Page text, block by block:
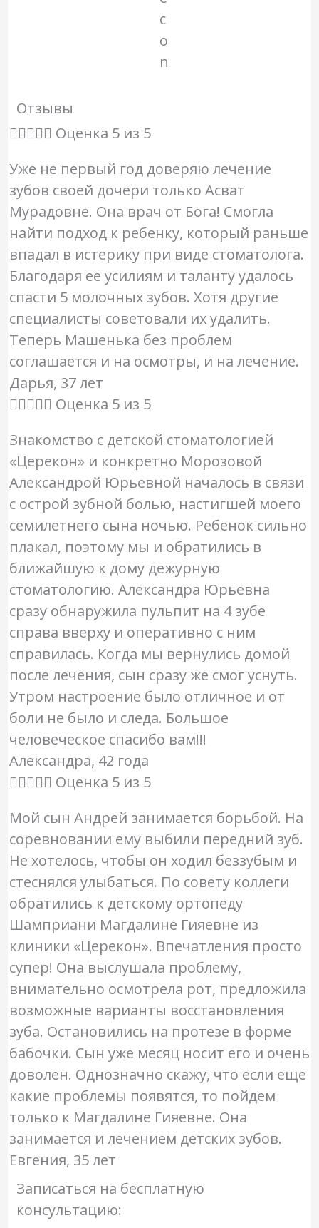
Отзывы
 Оценка 5 из 5
Уже не первый год доверяю лечение
зубов своей дочери только Асват
Мурадовне. Она врач от Бога! Смогла
найти подход к ребенку, который раньше
впадал в истерику при виде стоматолога.
Благодаря ее усилиям и таланту удалось
спасти 5 молочных зубов. Хотя другие
специалисты советовали их удалить.
Теперь Машенька без проблем
соглашается и на осмотры, и на лечение.
Дарья, 37 лет
 Оценка 5 из 5
Знакомство с детской стоматологией
«Церекон» и конкретно Морозовой
Александрой Юрьевной началось в связи
с острой зубной болью, настигшей моего
семилетнего сына ночью. Ребенок сильно
плакал, поэтому мы и обратились в
ближайшую к дому дежурную
стоматологию. Александра Юрьевна
сразу обнаружила пульпит на 4 зубе
справа вверху и оперативно с ним
справилась. Когда мы вернулись домой
после лечения, сын сразу же смог уснуть.
Утром настроение было отличное и от
боли не было и следа. Большое
человеческое спасибо вам!!!
Александра, 42 года
 Оценка 5 из 5
Мой сын Андрей занимается борьбой. На
соревновании ему выбили передний зуб.
Не хотелось, чтобы он ходил беззубым и
стеснялся улыбаться. По совету коллеги
обратились к детскому ортопеду
Шамприани Магдалине Гияевне из
клиники «Церекон». Впечатления просто
супер! Она выслушала проблему,
внимательно осмотрела рот, предложила
возможные варианты восстановления
зуба. Остановились на протезе в форме
бабочки. Сын уже месяц носит его и очень
доволен. Однозначно скажу, что если еще
какие проблемы появятся, то пойдем
только к Магдалине Гияевне. Она
занимается и лечением детских зубов.
Евгения, 35 лет
Записаться на бесплатную
консультацию: